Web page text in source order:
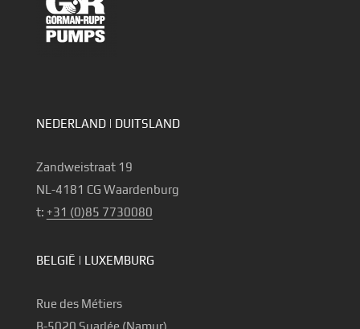
NEDERLAND | DUITSLAND
Zandweistraat 19
NL-4181 CG Waardenburg
t: +31 (0)85 7730080
BELGIË | LUXEMBURG
Rue des Métiers